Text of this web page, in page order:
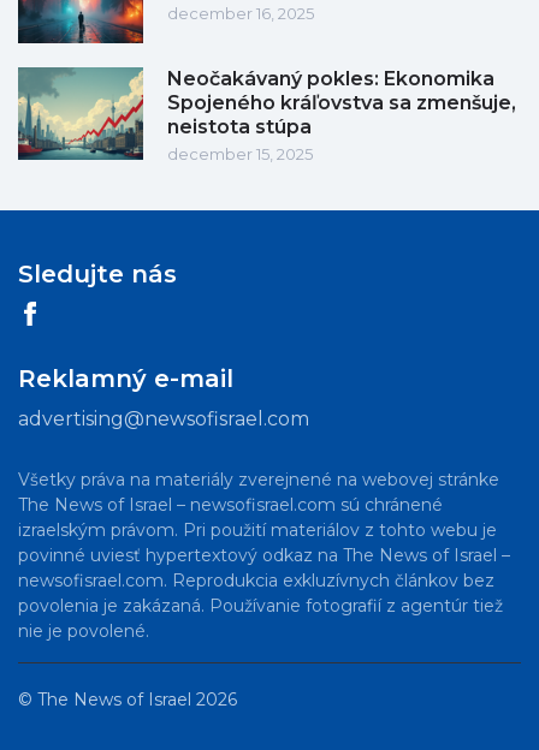
december 16, 2025
Neočakávaný pokles: Ekonomika
Spojeného kráľovstva sa zmenšuje,
neistota stúpa
december 15, 2025
Sledujte nás
Reklamný e-mail
advertising@newsofisrael.com
Všetky práva na materiály zverejnené na webovej stránke
The News of Israel – newsofisrael.com sú chránené
izraelským právom. Pri použití materiálov z tohto webu je
povinné uviesť hypertextový odkaz na The News of Israel –
newsofisrael.com. Reprodukcia exkluzívnych článkov bez
povolenia je zakázaná. Používanie fotografií z agentúr tiež
nie je povolené.
© The News of Israel 2026